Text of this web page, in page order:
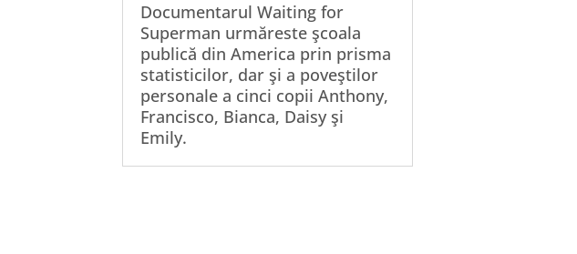
Documentarul Waiting for
Superman urmăreste şcoala
publică din America prin prisma
statisticilor, dar şi a poveştilor
personale a cinci copii Anthony,
Francisco, Bianca, Daisy şi
Emily.